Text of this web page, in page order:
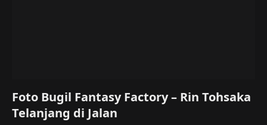
Foto Bugil Fantasy Factory – Rin Tohsaka
Telanjang di Jalan